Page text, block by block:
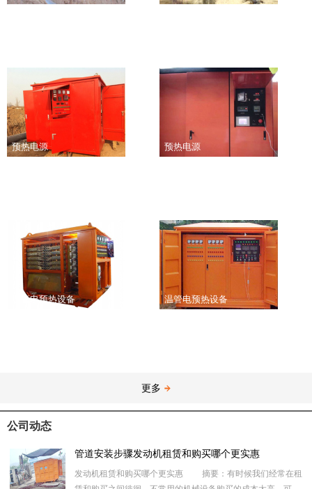
预热电源 预热电源
温管电预热设备 温管电预热设备
更多
公司动态
管道安装步骤发动机租赁和购买哪个更实惠
发动机租赁和购买哪个更实惠 摘要：有时候我们经常在租